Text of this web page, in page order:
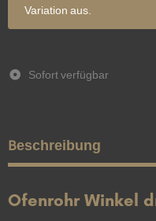
Variation aus.
Sofort verfügbar
Beschreibung
Ofenrohr Winkel